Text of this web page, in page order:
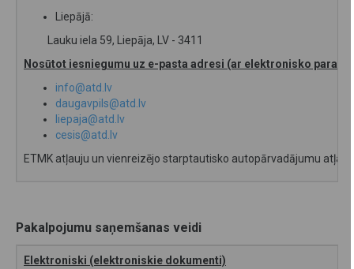
Liepājā:
Lauku iela 59, Liepāja, LV - 3411
Nosūtot iesniegumu uz e-pasta adresi (ar elektronisko
info@atd.lv
daugavpils@atd.lv
liepaja@atd.lv
cesis@atd.lv
ETMK atļauju un vienreizējo starptautisko autopārvadājumu
Pakalpojumu saņemšanas veidi
Elektroniski (elektroniskie dokumenti)